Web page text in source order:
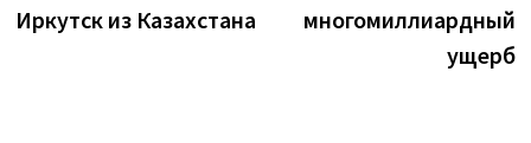
Иркутск из Казахстана
многомиллиардный
ущерб